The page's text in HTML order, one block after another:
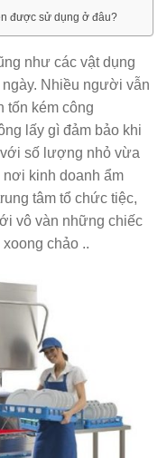
được sử dụng ở đâu?
như các vật dụng
Nhiều người vẫn
tốn kém công
lấy gì đảm bảo khi
số lượng nhỏ vừa
kinh doanh ẩm
tâm tổ chức tiệc,
vô vàn những chiếc
chảo ..